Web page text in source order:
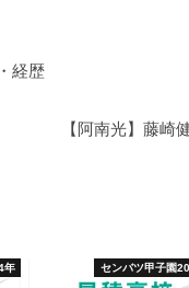
経歴
【阿南光】藤崎
年 センバツ甲子園